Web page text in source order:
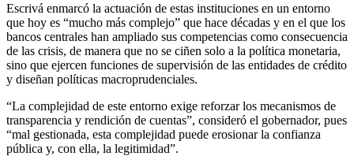
Escrivá enmarcó la actuación de estas instituciones en un entorno
que hoy es “mucho más complejo” que hace décadas y en el que los
bancos centrales han ampliado sus competencias como consecuencia
de las crisis, de manera que no se ciñen solo a la política monetaria,
sino que ejercen funciones de supervisión de las entidades de crédito
y diseñan políticas macroprudenciales.
“La complejidad de este entorno exige reforzar los mecanismos de
transparencia y rendición de cuentas”, consideró el gobernador, pues
“mal gestionada, esta complejidad puede erosionar la confianza
pública y, con ella, la legitimidad”.